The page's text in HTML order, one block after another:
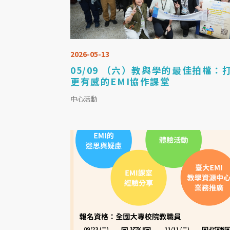
2026-05-13
05/09 （六）教與學的最佳拍檔：
更有感的EMI協作課堂
中心活動